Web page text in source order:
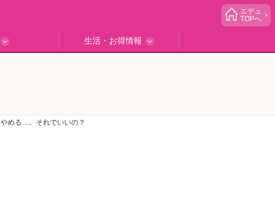
エデュ
TOPへ
生活・お得情報
める…。それでいいの？